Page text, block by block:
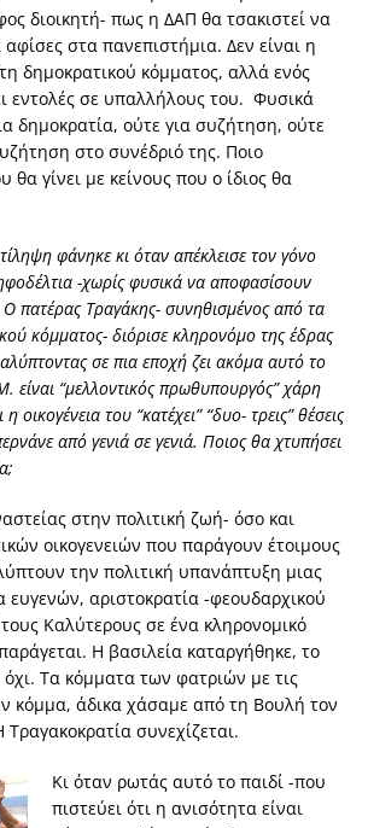
διοικητή- πως η ΔΑΠ θα τσακιστεί να
στα πανεπιστήμια. Δεν είναι η
δημοκρατικού κόμματος, αλλά ενός
εντολές σε υπαλλήλους του. Φυσικά
δημοκρατία, ούτε για συζήτηση, ούτε
στο συνέδριό της. Ποιο
θα γίνει με κείνους που ο ίδιος θα
φάνηκε κι όταν απέκλεισε τον γόνο
-χωρίς φυσικά να αποφασίσουν
Ο πατέρας Τραγάκης- συνηθισμένος από τα
κόμματος- διόρισε κληρονόμο της έδρας
σε πια εποχή ζει ακόμα αυτό το
είναι “μελλοντικός πρωθυπουργός” χάρη
οικογένεια του “κατέχει” “δυο- τρεις” θέσεις
από γενιά σε γενιά. Ποιος θα χτυπήσει
στην πολιτική ζωή- όσο και
οικογενειών που παράγουν έτοιμους
την πολιτική υπανάπτυξη μιας
αριστοκρατία -φεουδαρχικού
Καλύτερους σε ένα κληρονομικό
Η βασιλεία καταργήθηκε, το
Τα κόμματα των φατριών με τις
κόμμα, άδικα χάσαμε από τη Βουλή τον
συνεχίζεται.
Κι όταν ρωτάς αυτό το παιδί -που
πιστεύει ότι η ανισότητα είναι